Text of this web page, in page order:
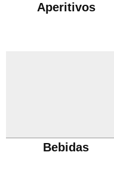
Aperitivos
Bebidas